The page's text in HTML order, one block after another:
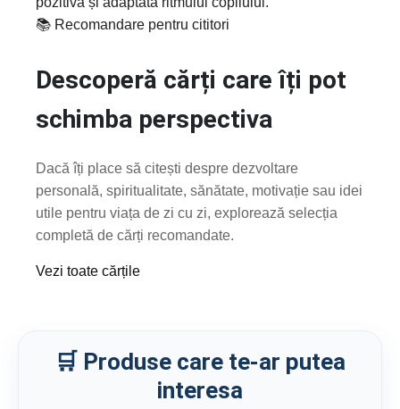
📚 Recomandare pentru cititori
Descoperă cărți care îți pot
schimba perspectiva
Dacă îți place să citești despre dezvoltare
personală, spiritualitate, sănătate, motivație sau idei
utile pentru viața de zi cu zi, explorează selecția
completă de cărți recomandate.
Vezi toate cărțile
🛒 Produse care te-ar putea
interesa